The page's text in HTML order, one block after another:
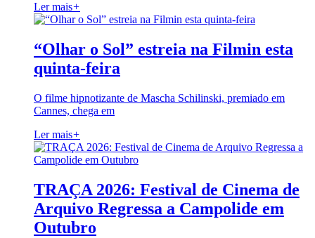
Ler mais+
“Olhar o Sol” estreia na Filmin esta
quinta-feira
O filme hipnotizante de Mascha Schilinski, premiado em
Cannes, chega em
Ler mais+
TRAÇA 2026: Festival de Cinema de
Arquivo Regressa a Campolide em
Outubro